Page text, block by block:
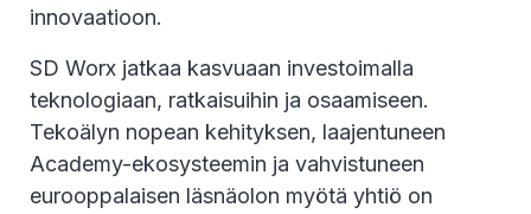
innovaatioon.
SD Worx jatkaa kasvuaan investoimalla
teknologiaan, ratkaisuihin ja osaamiseen.
Tekoälyn nopean kehityksen, laajentuneen
Academy-ekosysteemin ja vahvistuneen
eurooppalaisen läsnäolon myötä yhtiö on